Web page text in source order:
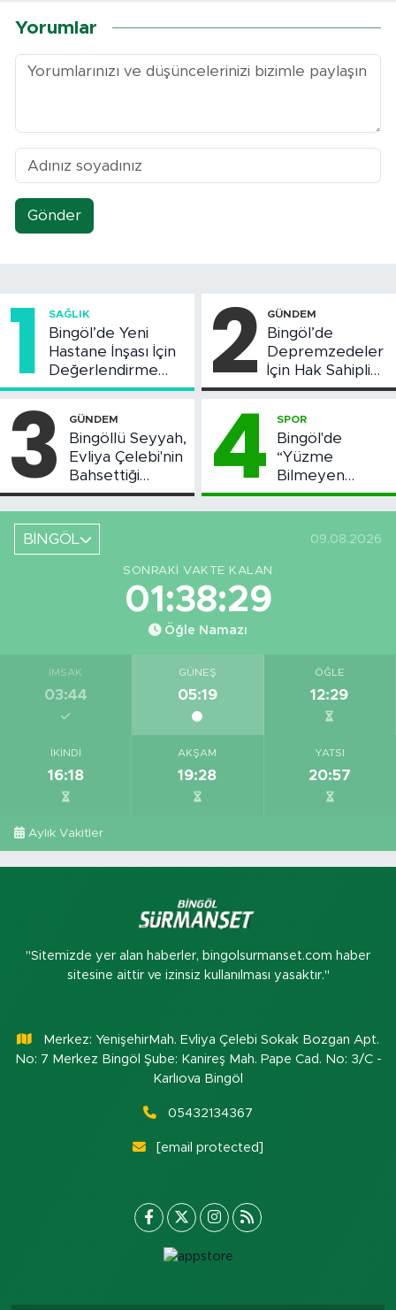
Yorumlar
Gönder
1 SAĞLIK
Bingöl’de Yeni
Hastane İnşası İçin
Değerlendirme
Toplantısı Yapıldı
2 GÜNDEM
Bingöl’de
Depremzedeler
İçin Hak Sahipliği
Askı Süreci
3 GÜNDEM
Bingöllü Seyyah,
Evliya Çelebi'nin
Bahsettiği
Bingöl'deki O
Yeri Görüntüledi
4 SPOR
Bingöl'de
“Yüzme
Bilmeyen
Kalmasın”
Projesi Devam
Ediyor
BİNGÖL 09.08.2026
SONRAKI VAKTE KALAN
01:38:28
Öğle Namazı
İMSAK
03:44
GÜNEŞ
05:19
ÖĞLE
12:29
İKINDI
16:18
AKŞAM
19:28
YATSI
20:57
Aylık Vakitler
"Sitemizde yer alan haberler, bingolsurmanset.com haber
sitesine aittir ve izinsiz kullanılması yasaktır."
Merkez: YenişehirMah. Evliya Çelebi Sokak Bozgan Apt.
No: 7 Merkez Bingöl Şube: Kanireş Mah. Pape Cad. No: 3/C -
Karlıova Bingöl
05432134367
[email protected]